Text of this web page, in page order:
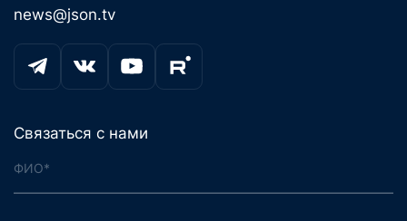
news@json.tv
Связаться с нами